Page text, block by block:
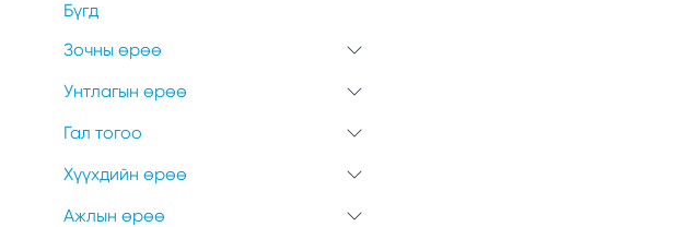
Бүгд
Зочны өрөө
Унтлагын өрөө
Гал тогоо
Хүүхдийн өрөө
Ажлын өрөө